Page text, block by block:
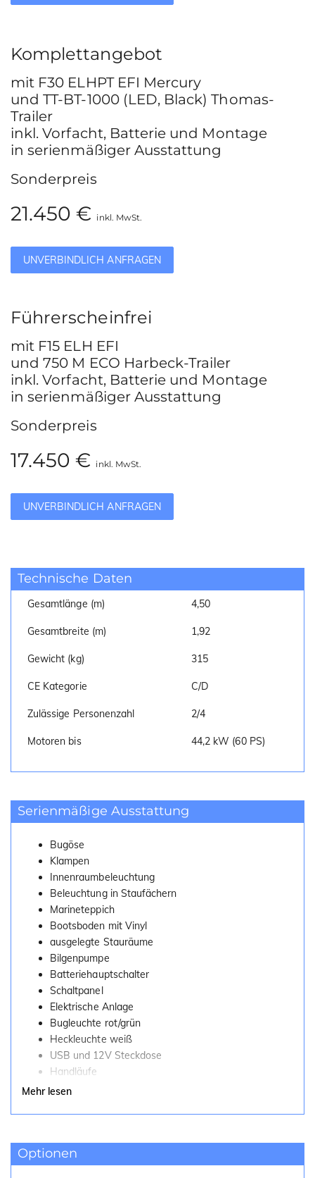
Komplettangebot
mit F30 ELHPT EFI Mercury
und TT-BT-1000 (LED, Black) Thomas-
Trailer
inkl. Vorfacht, Batterie und Montage
in serienmäßiger Ausstattung
Sonderpreis
21.450 € inkl. MwSt.
UNVERBINDLICH ANFRAGEN
Führerscheinfrei
mit F15 ELH EFI
und 750 M ECO Harbeck-Trailer
inkl. Vorfacht, Batterie und Montage
in serienmäßiger Ausstattung
Sonderpreis
17.450 € inkl. MwSt.
UNVERBINDLICH ANFRAGEN
Technische Daten
Gesamtlänge (m) 4,50
Gesamtbreite (m) 1,92
Gewicht (kg) 315
CE Kategorie C/D
Zulässige Personenzahl 2/4
Motoren bis 44,2 kW (60 PS)
Serienmäßige Ausstattung
Bugöse
Klampen
Innenraumbeleuchtung
Beleuchtung in Staufächern
Marineteppich
Bootsboden mit Vinyl
ausgelegte Stauräume
Bilgenpumpe
Batteriehauptschalter
Schaltpanel
Elektrische Anlage
Bugleuchte rot/grün
Heckleuchte weiß
USB und 12V Steckdose
Handläufe
Scheuerleiste
Opferanodenhalterung
Belüftete Stauräume
Mehr lesen
Optionen